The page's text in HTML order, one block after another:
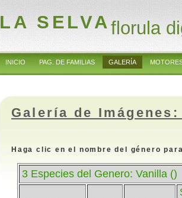
LA SELVAflorula
INICIO PAG. DE FAMILIAS GALERÍA
Galería de
Haga clic en el nombre del género
3 Especies del Genero: Vanilla ()